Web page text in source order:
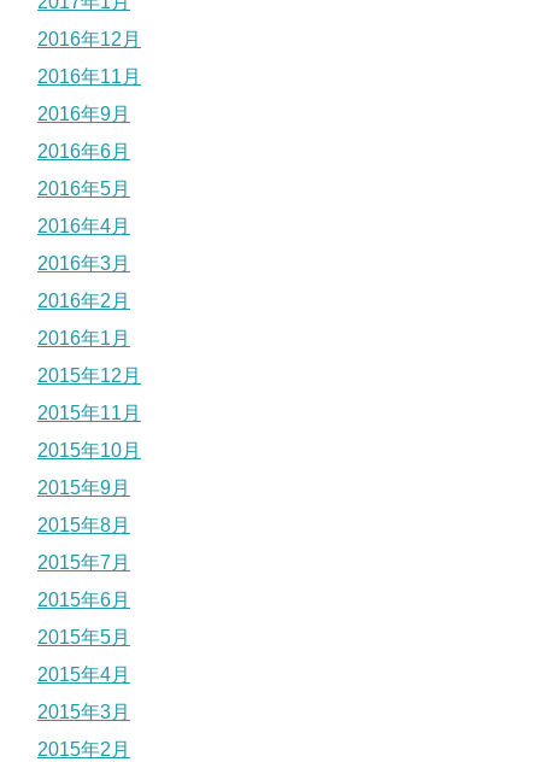
2016年12月
2016年11月
2016年9月
2016年6月
2016年5月
2016年4月
2016年3月
2016年2月
2016年1月
2015年12月
2015年11月
2015年10月
2015年9月
2015年8月
2015年7月
2015年6月
2015年5月
2015年4月
2015年3月
2015年2月